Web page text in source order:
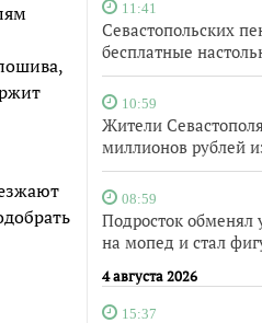
11:41
Севастопольских
бесплатные
10:59
Жители
миллионов рублей
08:59
Подросток обменял
на мопед и стал
4 августа 2026
15:37